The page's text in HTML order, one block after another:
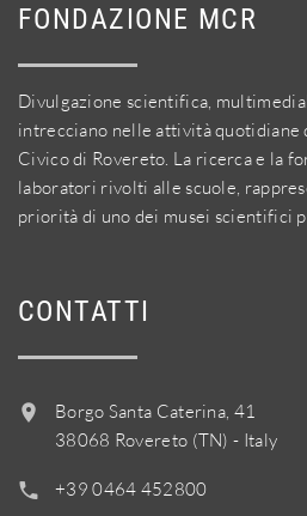
FONDAZIONE MCR
Divulgazione scientifica,
intrecciano nelle attività quotidiane
Civico di Rovereto. La ricerca e la
laboratori rivolti alle scuole,
priorità di uno dei musei scientifici
CONTATTI
Borgo Santa Caterina, 41
38068 Rovereto (TN) - Italy
+39 0464 452800